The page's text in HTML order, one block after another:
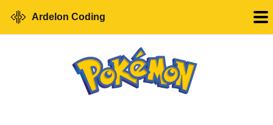
Ardelon Coding